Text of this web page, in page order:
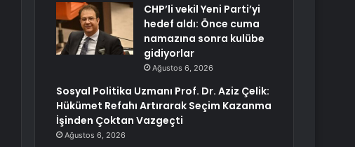
CHP’li vekil Yeni Parti’yi
hedef aldı: Önce cuma
namazına sonra kulübe
gidiyorlar
Ağustos 6, 2026
Sosyal Politika Uzmanı Prof. Dr. Aziz Çelik:
Hükümet Refahı Artırarak Seçim Kazanma
İşinden Çoktan Vazgeçti
Ağustos 6, 2026